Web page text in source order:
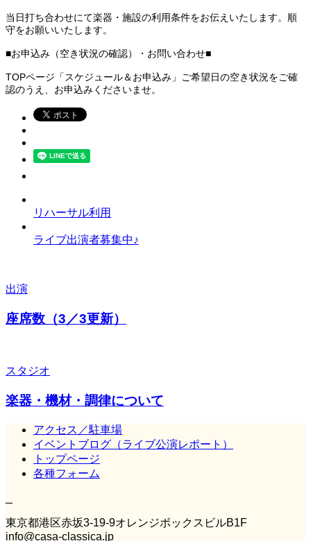
当日打ち合わせにて楽器・施設の利用条件をお伝えいたします。順
守をお願いいたします。
■お申込み（空き状況の確認）・お問い合わせ■
TOPページ「スケジュール＆お申込み」ご希望日の空き状況をご確
認のうえ、お申込みくださいませ。
リハーサル利用
ライブ出演者募集中♪
出演
座席数（3／3更新）
スタジオ
楽器・機材・調律について
アクセス／駐車場
イベントブログ（ライブ公演レポート）
トップページ
各種フォーム
東京都港区赤坂3‐19‐9オレンジボックスビルB1F
info@casa-classica.jp